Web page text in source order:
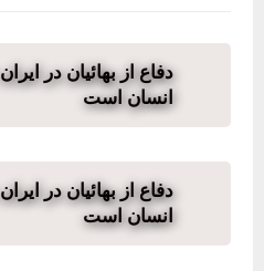
دفاع از بهائیان در
انسان است
دفاع از بهائیان در
انسان است